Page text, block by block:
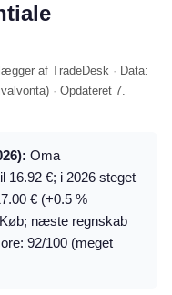
af TradeDesk · Data:
) · Opdateret 7.
Oma
16.92 €; i 2026 steget
€ (+0.5 %
næste regnskab
92/100 (meget